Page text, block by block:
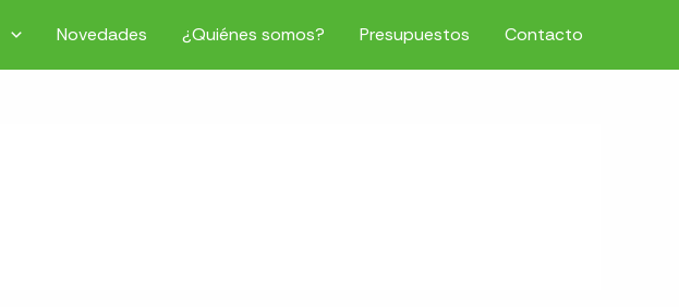
Novedades ¿Quiénes somos? Presupuestos Contacto